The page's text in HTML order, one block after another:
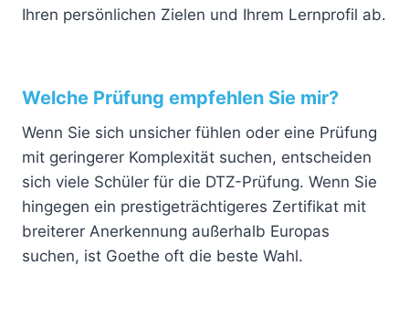
Ihren persönlichen Zielen und Ihrem Lernprofil ab.
Welche Prüfung empfehlen Sie mir?
Wenn Sie sich unsicher fühlen oder eine Prüfung
mit geringerer Komplexität suchen, entscheiden
sich viele Schüler für die DTZ-Prüfung. Wenn Sie
hingegen ein prestigeträchtigeres Zertifikat mit
breiterer Anerkennung außerhalb Europas
suchen, ist Goethe oft die beste Wahl.